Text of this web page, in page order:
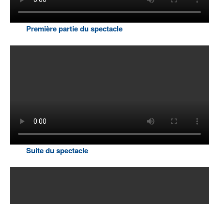
Première partie du spectacle
Suite du spectacle